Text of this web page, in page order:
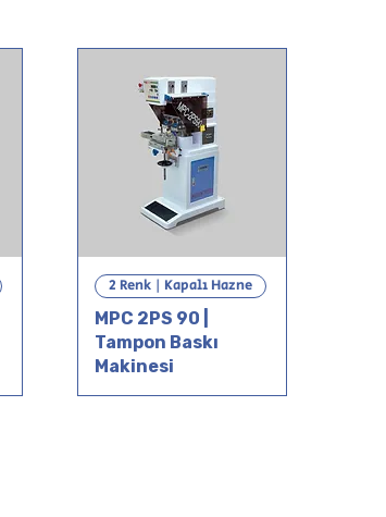
2 Renk | Kapalı Hazne
MPC 2PS 90 |
Tampon Baskı
Makinesi